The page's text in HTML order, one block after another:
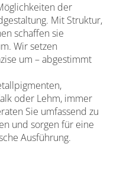
der
Mit Struktur,
schaffen sie
Wir setzen
um – abgestimmt
oder Lehm, immer
Sie umfassend zu
und sorgen für eine
Ausführung.